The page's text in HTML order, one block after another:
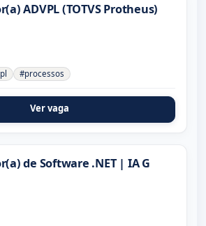
ADVPL (TOTVS Protheus)
#processos
Ver vaga
de Software .NET | IA G